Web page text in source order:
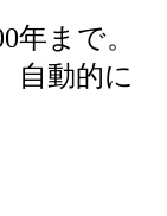
年まで。
自動的に